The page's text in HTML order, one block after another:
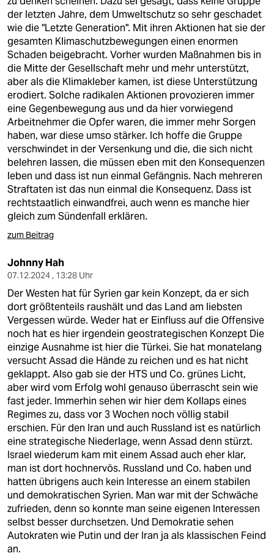
der letzten Jahre, dem Umweltschutz so sehr geschadet
wie die "Letzte Generation". Mit ihren Aktionen hat sie der
gesamten Klimaschutzbewegungen einen enormen
Schaden beigebracht. Vorher wurden Maßnahmen bis in
die Mitte der Gesellschaft mehr und mehr unterstützt,
aber als die Klimakleber kamen, ist diese Unterstützung
erodiert. Solche radikalen Aktionen provozieren immer
eine Gegenbewegung aus und da hier vorwiegend
Arbeitnehmer die Opfer waren, die immer mehr Sorgen
haben, war diese umso stärker. Ich hoffe die Gruppe
verschwindet in der Versenkung und die, die sich nicht
belehren lassen, die müssen eben mit den Konsequenzen
leben und dass ist nun einmal Gefängnis. Nach mehreren
Straftaten ist das nun einmal die Konsequenz. Dass ist
rechtstaatlich einwandfrei, auch wenn es manche hier
gleich zum Sündenfall erklären.
zum Beitrag
Johnny Hah
07.12.2024 , 13:28 Uhr
Der Westen hat für Syrien gar kein Konzept, da er sich
dort größtenteils raushält und das Land am liebsten
Vergessen würde. Weder hat er Einfluss auf die Offensive
noch hat es hier irgendein geostrategischen Konzept Die
einzige Ausnahme ist hier die Türkei. Sie hat monatelang
versucht Assad die Hände zu reichen und es hat nicht
geklappt. Also gab sie der HTS und Co. grünes Licht,
aber wird vom Erfolg wohl genauso überrascht sein wie
fast jeder. Immerhin sehen wir hier dem Kollaps eines
Regimes zu, dass vor 3 Wochen noch völlig stabil
erschien. Für den Iran und auch Russland ist es natürlich
eine strategische Niederlage, wenn Assad denn stürzt.
Israel wiederum kam mit einem Assad auch eher klar,
man ist dort hochnervös. Russland und Co. haben und
hatten übrigens auch kein Interesse an einem stabilen
und demokratischen Syrien. Man war mit der Schwäche
zufrieden, denn so konnte man seine eigenen Interessen
selbst besser durchsetzen. Und Demokratie sehen
Autokraten wie Putin und der Iran ja als klassischen Feind
an.